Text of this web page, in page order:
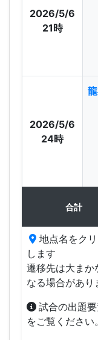
2026/5/6
21時
2026/5/6
24時
合計
地点名をク
します
遷移先は大まか
なる場合があり
試合の出題要
をご覧ください。